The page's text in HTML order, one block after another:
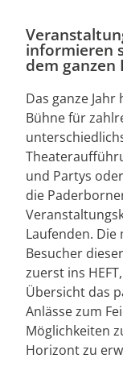
informieren
dem ganzen
Das ganze
Bühne für
und Partys
die
Laufenden.
Besucher
zuerst ins
Übersicht das
Anlässe zum
Möglichkeiten
Horizont zu